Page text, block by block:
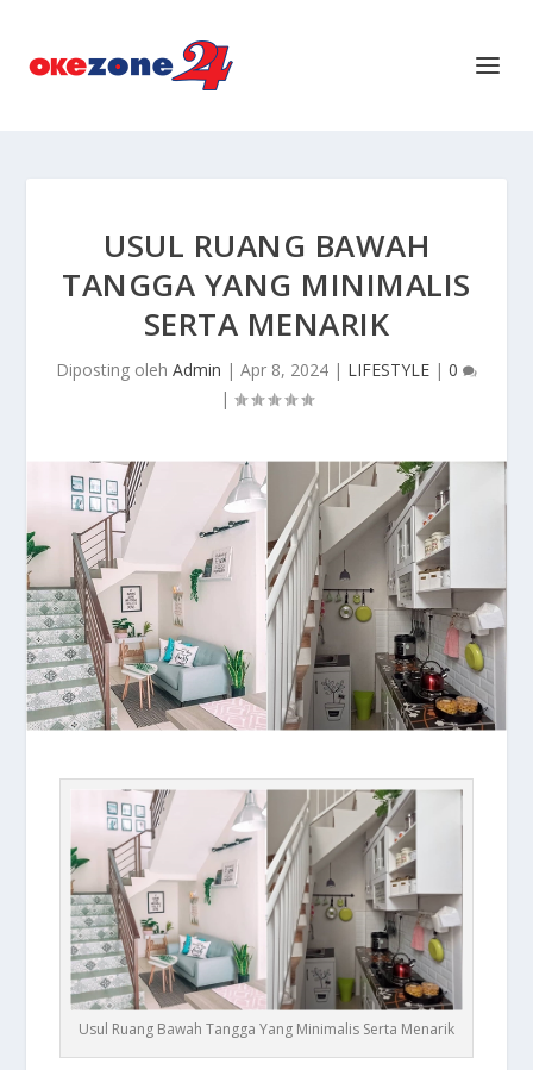
USUL RUANG BAWAH
TANGGA YANG MINIMALIS
SERTA MENARIK
Diposting oleh Admin | Apr 8, 2024 | LIFESTYLE | 0
|
Usul Ruang Bawah Tangga Yang Minimalis Serta Menarik